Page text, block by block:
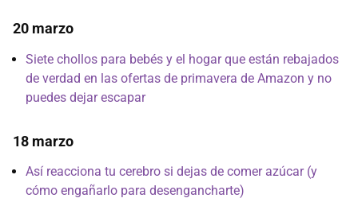
20 marzo
Siete chollos para bebés y el hogar que están rebajados
de verdad en las ofertas de primavera de Amazon y no
puedes dejar escapar
18 marzo
Así reacciona tu cerebro si dejas de comer azúcar (y
cómo engañarlo para desengancharte)